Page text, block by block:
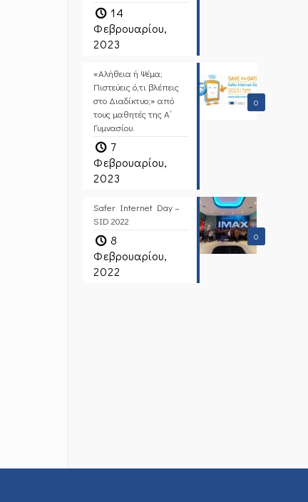
14
Φεβρουαρίου,
2023
0
«Αλήθεια ή Ψέμα;
Πιστεύεις ό,τι βλέπεις
στο Διαδίκτυο;» από
τους μαθητές της Α΄
Γυμνασίου.
7
Φεβρουαρίου,
2023
0
Safer Internet Day –
SID 2022
8
Φεβρουαρίου,
2022